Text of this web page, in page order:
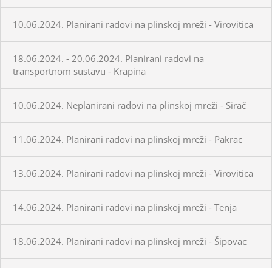
10.06.2024. Planirani radovi na plinskoj mreži - Virovitica
18.06.2024. - 20.06.2024. Planirani radovi na
transportnom sustavu - Krapina
10.06.2024. Neplanirani radovi na plinskoj mreži - Sirač
11.06.2024. Planirani radovi na plinskoj mreži - Pakrac
13.06.2024. Planirani radovi na plinskoj mreži - Virovitica
14.06.2024. Planirani radovi na plinskoj mreži - Tenja
18.06.2024. Planirani radovi na plinskoj mreži - Šipovac